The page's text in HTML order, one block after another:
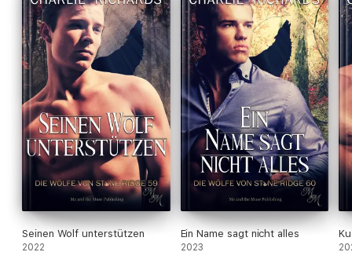
Seinen Wolf unterstützen
2022
Ein Name sagt nicht alles
2023